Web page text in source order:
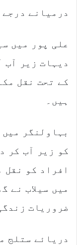
درمیانے درجے
علی پور میں
دیہات زیر آب
کے تحت نقل
ہیں۔
کو زیر آب کر
افراد کو نقل
میں سیلاب نے
ضروریات
دریائے ستلج